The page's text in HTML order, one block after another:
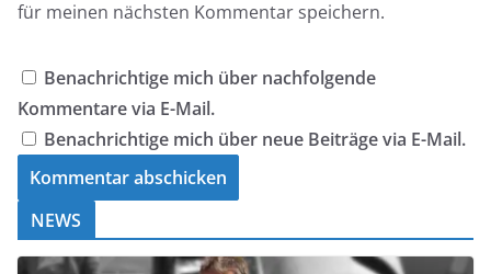
für meinen nächsten Kommentar speichern.
Benachrichtige mich über nachfolgende
Kommentare via E-Mail.
Benachrichtige mich über neue Beiträge via E-Mail.
NEWS